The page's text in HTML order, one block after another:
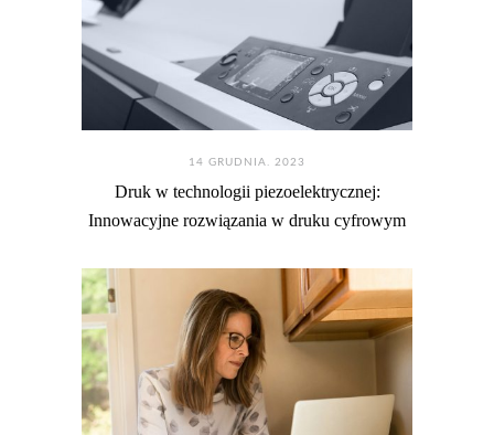
14 GRUDNIA. 2023
Druk w technologii piezoelektrycznej:
Innowacyjne rozwiązania w druku cyfrowym